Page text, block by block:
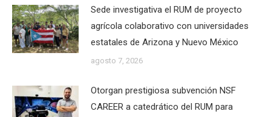
Sede investigativa el RUM de proyecto
agrícola colaborativo con universidades
estatales de Arizona y Nuevo México
agosto 7, 2026
Otorgan prestigiosa subvención NSF
CAREER a catedrático del RUM para